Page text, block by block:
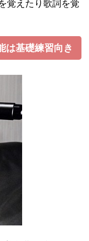
覚えたり歌詞を覚
は基礎練習向き